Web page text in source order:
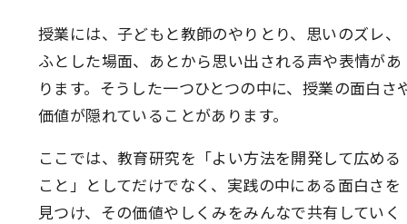
授業には、子どもと教師のやりとり、思いのズレ、
ふとした場面、あとから思い出される声や表情があ
ります。そうした一つひとつの中に、授業の面白さ
価値が隠れていることがあります。
ここでは、教育研究を「よい方法を開発して広める
こと」としてだけでなく、実践の中にある面白さを
見つけ、その価値やしくみをみんなで共有していく